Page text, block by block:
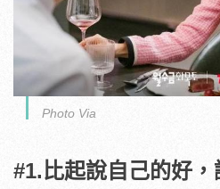
Photo Via
#1.比起說自己的好